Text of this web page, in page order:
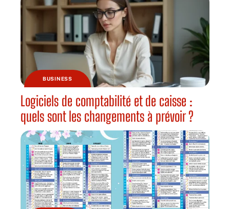
BUSINESS
Logiciels de comptabilité et de caisse :
quels sont les changements à prévoir ?